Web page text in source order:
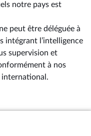
notre pays est
peut être déléguée à
intégrant l’intelligence
supervision et
à nos